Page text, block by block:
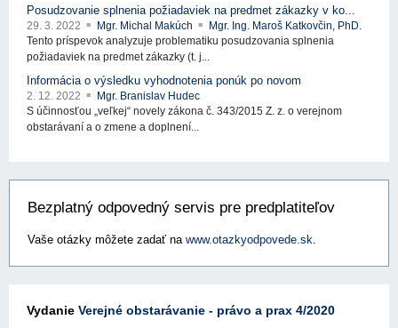
Posudzovanie splnenia požiadaviek na predmet zákazky v ko...
29. 3. 2022 Mgr. Michal Makúch
Mgr. Ing. Maroš Katkovčin, PhD.
Tento príspevok analyzuje problematiku posudzovania splnenia
požiadaviek na predmet zákazky (t. j...
Informácia o výsledku vyhodnotenia ponúk po novom
2. 12. 2022
Mgr. Branislav Hudec
S účinnosťou „veľkej“ novely zákona č. 343/2015 Z. z. o verejnom
obstarávaní a o zmene a doplnení...
Bezplatný odpovedný servis pre predplatiteľov
Vaše otázky môžete zadať na www.otazkyodpovede.sk.
Vydanie Verejné obstarávanie - právo a prax 4/2020